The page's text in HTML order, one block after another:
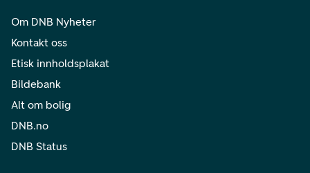
Om DNB Nyheter
Kontakt oss
Etisk innholdsplakat
Bildebank
Alt om bolig
DNB.no
DNB Status